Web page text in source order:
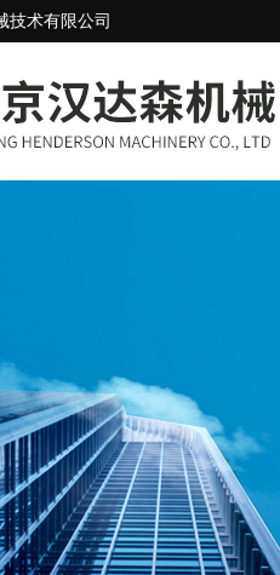
技术有限公司